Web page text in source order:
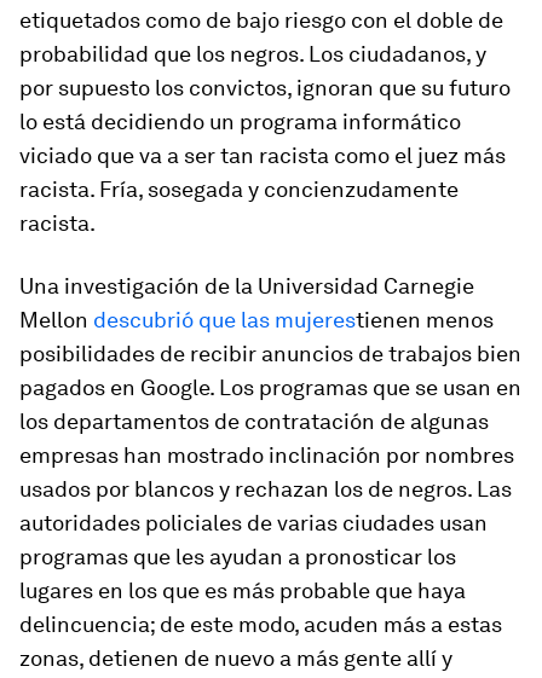
etiquetados como de bajo riesgo con el doble de
probabilidad que los negros. Los ciudadanos, y
por supuesto los convictos, ignoran que su futuro
lo está decidiendo un programa informático
viciado que va a ser tan racista como el juez más
racista. Fría, sosegada y concienzudamente
racista.
Una investigación de la Universidad Carnegie
Mellon descubrió que las mujerestienen menos
posibilidades de recibir anuncios de trabajos bien
pagados en Google. Los programas que se usan en
los departamentos de contratación de algunas
empresas han mostrado inclinación por nombres
usados por blancos y rechazan los de negros. Las
autoridades policiales de varias ciudades usan
programas que les ayudan a pronosticar los
lugares en los que es más probable que haya
delincuencia; de este modo, acuden más a estas
zonas, detienen de nuevo a más gente allí y